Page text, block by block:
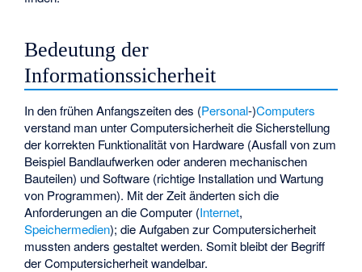
Bedeutung der
Informationssicherheit
In den frühen Anfangszeiten des (Personal-)Computers
verstand man unter Computersicherheit die Sicherstellung
der korrekten Funktionalität von Hardware (Ausfall von zum
Beispiel Bandlaufwerken oder anderen mechanischen
Bauteilen) und Software (richtige Installation und Wartung
von Programmen). Mit der Zeit änderten sich die
Anforderungen an die Computer (Internet,
Speichermedien); die Aufgaben zur Computersicherheit
mussten anders gestaltet werden. Somit bleibt der Begriff
der Computersicherheit wandelbar.